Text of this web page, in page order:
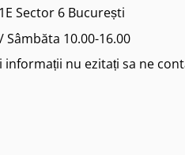
Sector 6 București
Sâmbăta 10.00-16.00
nu ezitați sa ne